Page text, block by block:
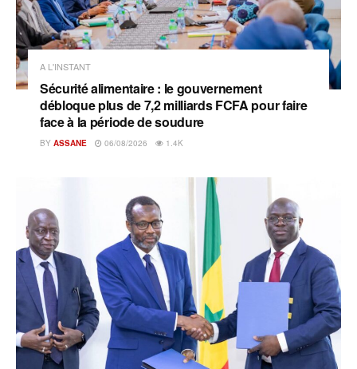
A L'INSTANT
Sécurité alimentaire : le gouvernement
débloque plus de 7,2 milliards FCFA pour faire
face à la période de soudure
BY ASSANE 06/08/2026 1.4K